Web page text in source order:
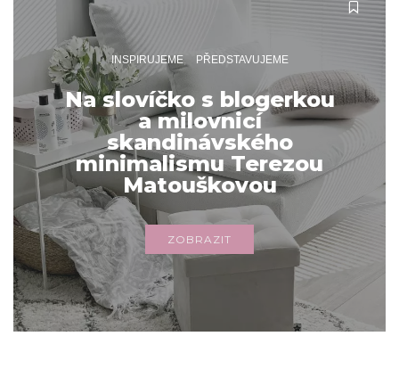
INSPIRUJEME PŘEDSTAVUJEME
Na slovíčko s blogerkou
a milovnicí
skandinávského
minimalismu Terezou
Matouškovou
ZOBRAZIT